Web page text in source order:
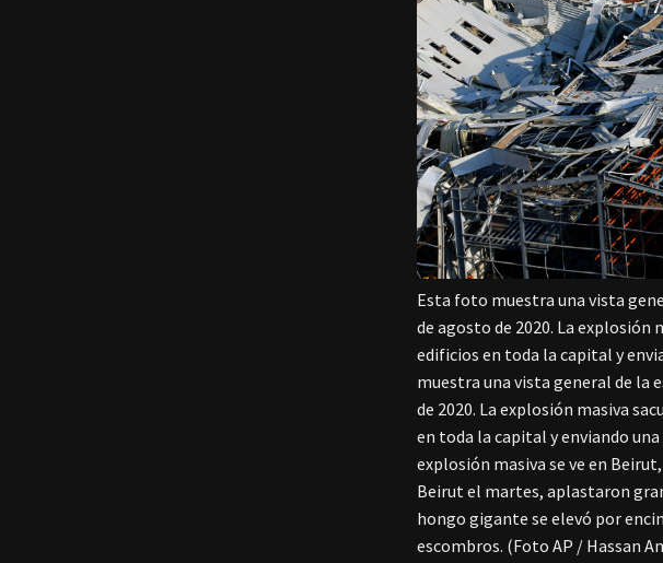
Esta foto muestra una vista
de agosto de 2020. La
edificios en toda la capital y
muestra una vista general de la
de 2020. La explosión masiva
en toda la capital y enviando
explosión masiva se ve en
Beirut el martes, aplastaron
hongo gigante se elevó por
escombros. (Foto AP / Hassan